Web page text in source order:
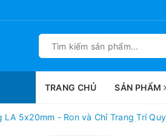
TRANG CHỦ SẢN PHẨM
LA 5x20mm - Ron và Chỉ Trang Trí